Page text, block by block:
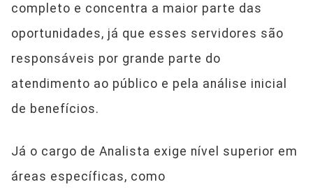
completo e concentra a maior parte das
oportunidades, já que esses servidores são
responsáveis por grande parte do
atendimento ao público e pela análise inicial
de benefícios.
Já o cargo de Analista exige nível superior em
áreas específicas, como